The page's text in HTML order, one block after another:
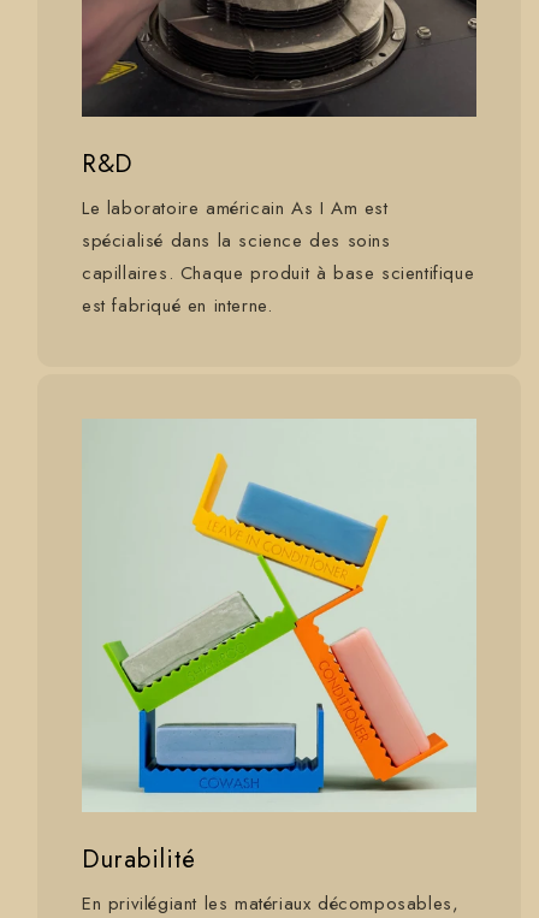
R&D
Le laboratoire américain As I Am est
spécialisé dans la science des soins
capillaires. Chaque produit à base scientifique
est fabriqué en interne.
Durabilité
En privilégiant les matériaux décomposables,